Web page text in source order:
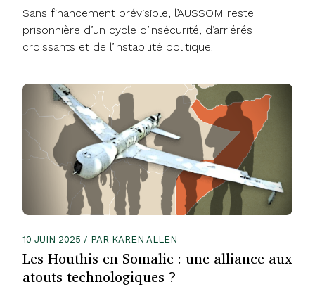
Sans financement prévisible, l’AUSSOM reste
prisonnière d’un cycle d’insécurité, d’arriérés
croissants et de l’instabilité politique.
10 JUIN 2025 / PAR KAREN ALLEN
Les Houthis en Somalie : une alliance aux
atouts technologiques ?